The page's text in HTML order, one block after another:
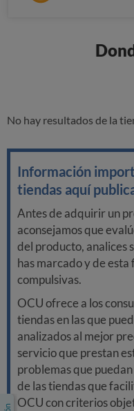
No hay resultados de la
Información
tiendas aquí
Antes de adquirir un
aconsejamos que
del producto, analices
has marcado y de
compulsivas.
OCU ofrece a los
tiendas en las que
analizados al mejor
servicio que prestan
problemas que
de las tiendas que
OCU con criterios